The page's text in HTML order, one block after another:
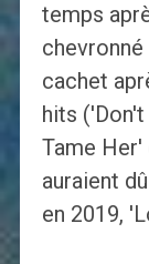
temps
cachet
hits
Tame
auraient
en 2019,